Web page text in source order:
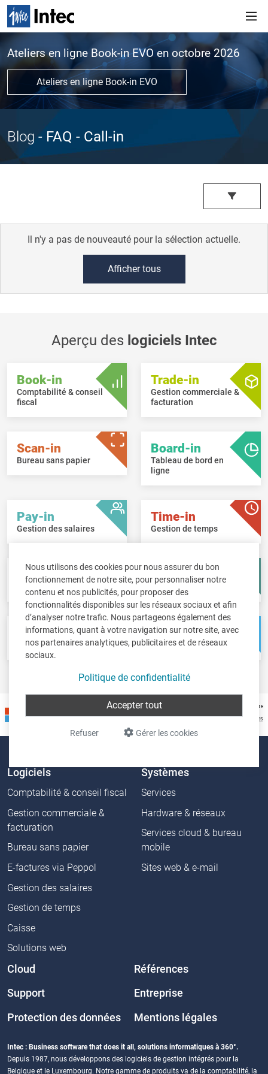
Nous utilisons des cookies pour nous assurer du bon
fonctionnement de notre site, pour personnaliser notre
contenu et nos publicités, pour proposer des
fonctionnalités disponibles sur les réseaux sociaux et afin
d’analyser notre trafic. Nous partageons également des
informations, quant à votre navigation sur notre site, avec
nos partenaires analytiques, publicitaires et de réseaux
sociaux.
Politique de confidentialité
Gérer les cookies
Refuser
Accepter tout
Ateliers en ligne Book-in EVO en octobre 2026
Ateliers en ligne Book-in EVO
Blog - FAQ - Call-in
Il n'y a pas de nouveauté pour la sélection actuelle.
Afficher tous
Aperçu des logiciels Intec
Book-in
Comptabilité & conseil
fiscal
Trade-in
Gestion commerciale &
facturation
Scan-in
Bureau sans papier
Board-in
Tableau de bord en
ligne
Pay-in
Gestion des salaires
Time-in
Gestion de temps
Fisc-in
Déclarations fiscales
Account-in
Comptes annuels
Pos-in
Caisse
Net-in
Solutions web
Logiciels
Comptabilité & conseil fiscal
Gestion commerciale &
facturation
Bureau sans papier
E-factures via Peppol
Gestion des salaires
Gestion de temps
Caisse
Solutions web
Systèmes
Services
Hardware & réseaux
Services cloud & bureau
mobile
Sites web & e-mail
Cloud Références
Support Entreprise
Protection des données Mentions légales
Intec : Business software that does it all, solutions informatiques à 360°.
Depuis 1987, nous développons des logiciels de gestion intégrés pour la
Belgique et le Luxembourg. Notre gamme de produits va de la comptabilité, la